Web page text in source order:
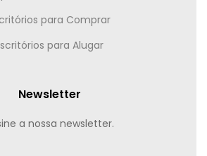
para Comprar
para Alugar
Newsletter
a nossa newsletter.